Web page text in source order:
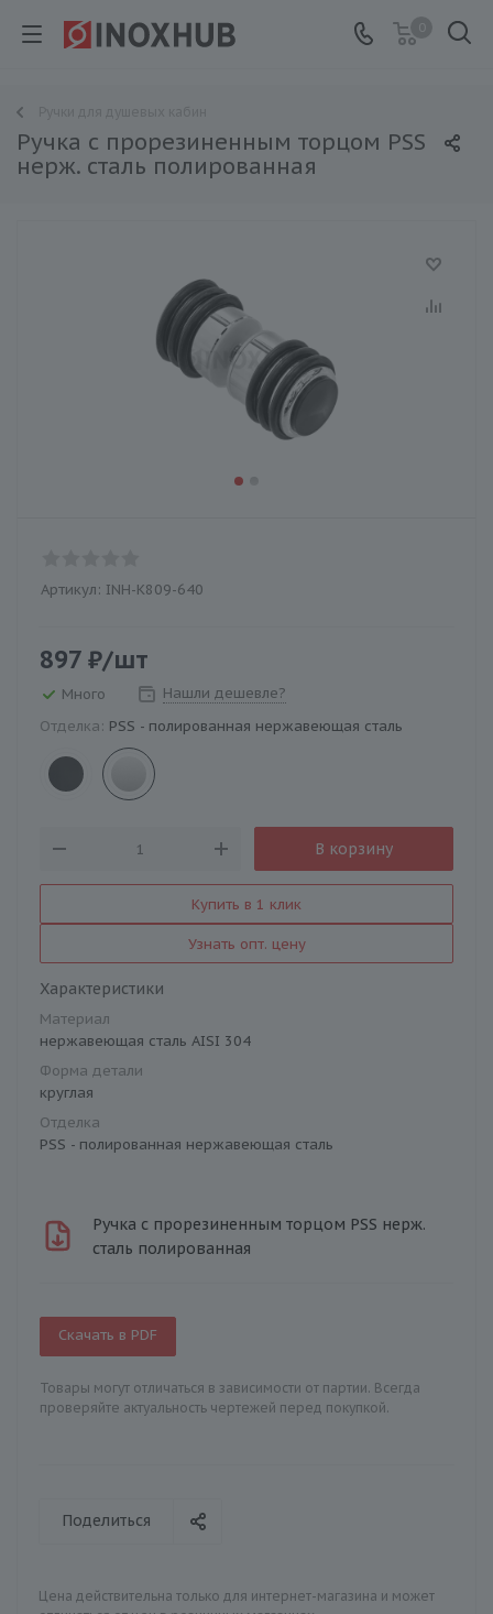
0
Ручка с прорезиненным торцом PSS
нерж. сталь полированная
Артикул: INH-K809-640
897 ₽/шт
Много
Нашли дешевле?
Отделка: PSS - полированная нержавеющая сталь
В корзину
Купить в 1 клик
Узнать опт. цену
Характеристики
Материал
нержавеющая сталь AISI 304
Форма детали
круглая
Отделка
PSS - полированная нержавеющая сталь
Ручка с прорезиненным торцом PSS нерж.
сталь полированная
Скачать в PDF
Товары могут отличаться в зависимости от партии. Всегда
проверяйте актуальность чертежей перед покупкой.
Поделиться
Цена действительна только для интернет-магазина и может